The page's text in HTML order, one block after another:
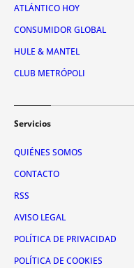
ATLÁNTICO HOY
CONSUMIDOR GLOBAL
HULE & MANTEL
CLUB METRÓPOLI
Servicios
QUIÉNES SOMOS
CONTACTO
RSS
AVISO LEGAL
POLÍTICA DE PRIVACIDAD
POLÍTICA DE COOKIES